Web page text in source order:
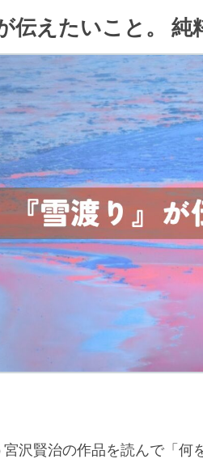
伝えたいこと。
宮沢賢治の作品を読んで「